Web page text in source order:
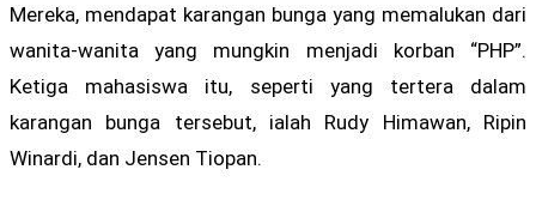
Mereka, mendapat karangan bunga yang memalukan dari
wanita-wanita yang mungkin menjadi korban “PHP”.
Ketiga mahasiswa itu, seperti yang tertera dalam
karangan bunga tersebut, ialah Rudy Himawan, Ripin
Winardi, dan Jensen Tiopan.